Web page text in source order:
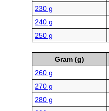
230 g
240 g
250 g
Gram (g)
260 g
270 g
280 g